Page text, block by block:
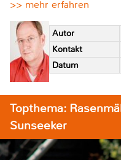
>> mehr erfahren
Autor
Kontakt
Datum
Topthema:
Sunseeker